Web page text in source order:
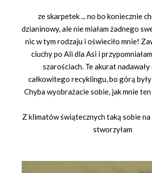
ze skarpetek ... no bo koniecznie
dzianinowy, ale nie miałam żadnego
nic w tym rodzaju i oświeciło mnie!
ciuchy po Ali dla Asi i
szarościach. Te akurat nadawały
całkowitego recyklingu, bo górą
Chyba wyobrażacie sobie, jak mnie
Z klimatów świątecznych taką sobie
stworzyłam